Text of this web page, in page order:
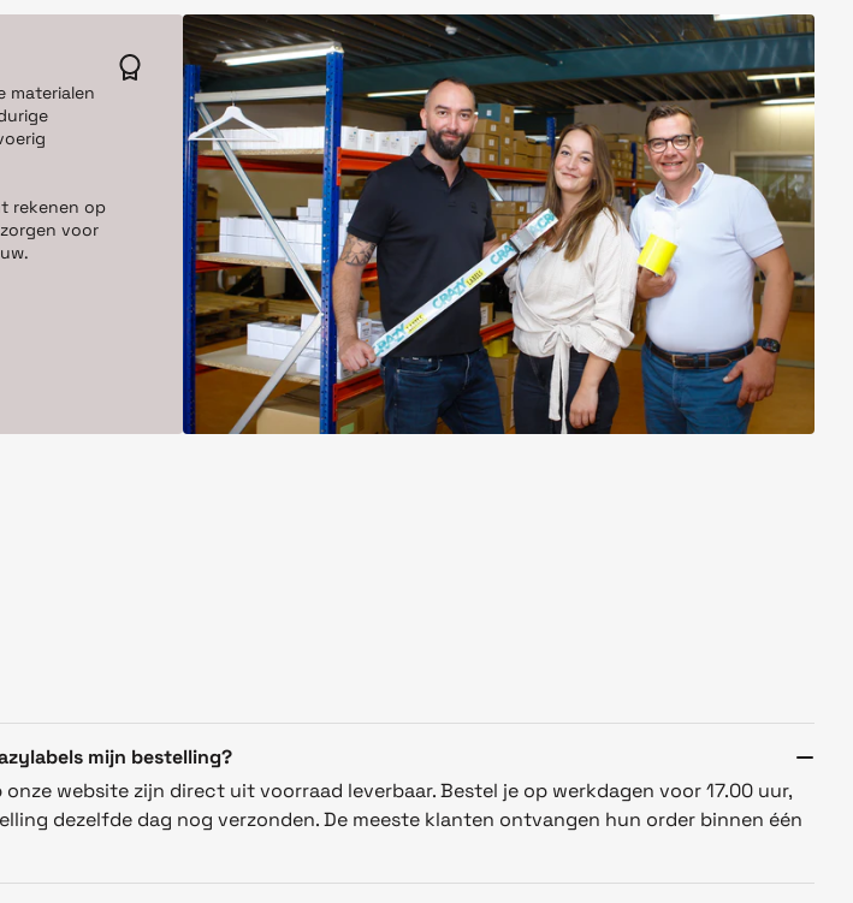
materialen
rekenen op
voor
mijn bestelling?
website zijn direct uit voorraad leverbaar. Bestel je op werkdagen voor 17.00 uur,
dezelfde dag nog verzonden. De meeste klanten ontvangen hun order binnen één